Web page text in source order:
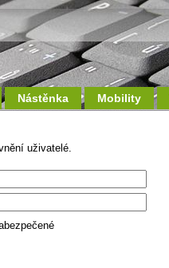
Nástěnka Mobility
uživatelé.